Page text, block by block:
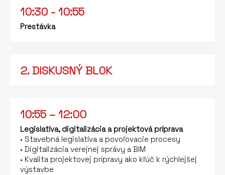
10:30 - 10:55
Prestávka
2. DISKUSNÝ BLOK
10:55 – 12:00
Legislatíva, digitalizácia a projektová príprava
• Stavebná legislatíva a povoľovacie procesy
• Digitalizácia verejnej správy a BIM
• Kvalita projektovej prípravy ako kľúč k rýchlejšej
výstavbe